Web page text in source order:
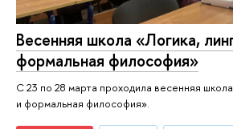
Весенняя школа «Логика,
формальная философия»
С 23 по 28 марта проходила весенняя
и формальная философия».